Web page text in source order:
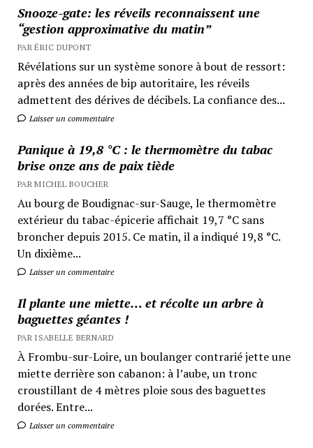
Snooze-gate: les réveils reconnaissent une
“gestion approximative du matin”
PAR ÉRIC DUPONT
Révélations sur un système sonore à bout de ressort:
après des années de bip autoritaire, les réveils
admettent des dérives de décibels. La confiance des...
Laisser un commentaire
Panique à 19,8 °C : le thermomètre du tabac
brise onze ans de paix tiède
PAR MICHEL BOUCHER
Au bourg de Boudignac-sur-Sauge, le thermomètre
extérieur du tabac-épicerie affichait 19,7 °C sans
broncher depuis 2015. Ce matin, il a indiqué 19,8 °C.
Un dixième...
Laisser un commentaire
Il plante une miette… et récolte un arbre à
baguettes géantes !
PAR ISABELLE BERNARD
À Frombu-sur-Loire, un boulanger contrarié jette une
miette derrière son cabanon: à l’aube, un tronc
croustillant de 4 mètres ploie sous des baguettes
dorées. Entre...
Laisser un commentaire